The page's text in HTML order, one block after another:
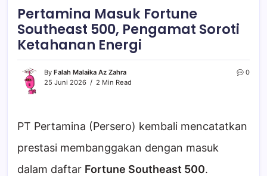
Pertamina Masuk Fortune
Southeast 500, Pengamat Soroti
Ketahanan Energi
By Falah Malaika Az Zahra
25 Juni 2026
2 Min Read
0
PT Pertamina (Persero) kembali mencatatkan
prestasi membanggakan dengan masuk
dalam daftar Fortune Southeast 500.